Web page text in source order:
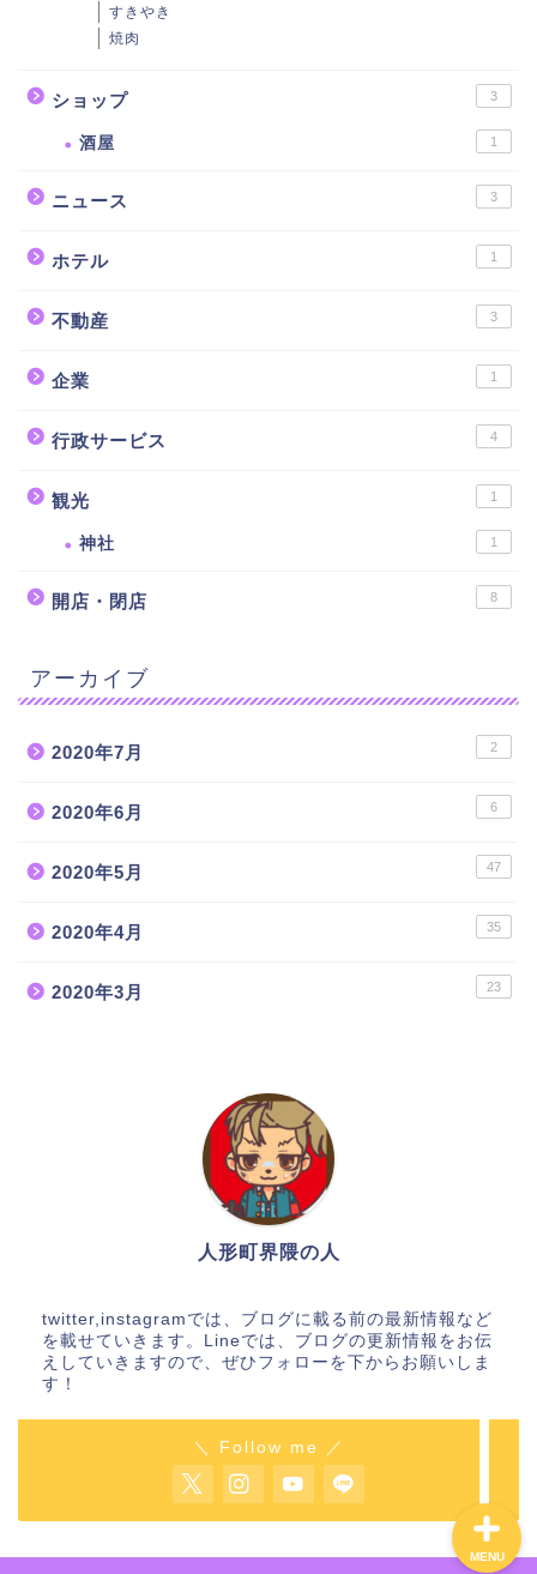
すきやき
焼肉
ショップ 3
酒屋 1
ニュース 3
ホテル 1
不動産 3
企業 1
行政サービス 4
観光 1
神社 1
開店・閉店 8
アーカイブ
2020年7月 2
2020年6月 6
2020年5月 47
2020年4月 35
2020年3月 23
人形町界隈の人
twitter,instagramでは、ブログに載る前の最新情報など
を載せていきます。Lineでは、ブログの更新情報をお伝
えしていきますので、ぜひフォローを下からお願いしま
す！
＼ Follow me ／
MENU
人形町人気ランチ店12
人形町のマタニティー用
品・ベビー用品店４選！
め！